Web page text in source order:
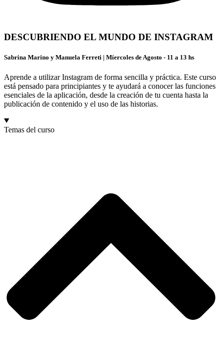
DESCUBRIENDO EL MUNDO DE INSTAGRAM
Sabrina Marino y Manuela Ferreti | Míercoles de Agosto - 11 a 13 hs
Aprende a utilizar Instagram de forma sencilla y práctica. Este curso
está pensado para principiantes y te ayudará a conocer las funciones
esenciales de la aplicación, desde la creación de tu cuenta hasta la
publicación de contenido y el uso de las historias.
Temas del curso